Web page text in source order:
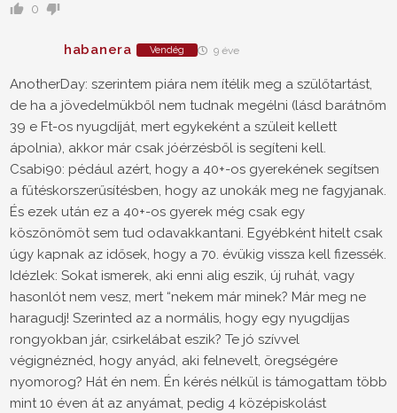
0
habanera Vendég 9 éve
AnotherDay: szerintem piára nem ítélik meg a szülőtartást,
de ha a jövedelmükből nem tudnak megélni (lásd barátnőm
39 e Ft-os nyugdíját, mert egykeként a szüleit kellett
ápolnia), akkor már csak jóérzésből is segíteni kell.
Csabi90: pédául azért, hogy a 40+-os gyerekének segítsen
a fűtéskorszerűsítésben, hogy az unokák meg ne fagyjanak.
És ezek után ez a 40+-os gyerek még csak egy
köszönömöt sem tud odavakkantani. Egyébként hitelt csak
úgy kapnak az idősek, hogy a 70. évükig vissza kell fizessék.
Idézlek: Sokat ismerek, aki enni alig eszik, új ruhát, vagy
hasonlót nem vesz, mert “nekem már minek? Már meg ne
haragudj! Szerinted az a normális, hogy egy nyugdíjas
rongyokban jár, csirkelábat eszik? Te jó szívvel
végignéznéd, hogy anyád, aki felnevelt, öregségére
nyomorog? Hát én nem. Én kérés nélkül is támogattam több
mint 10 éven át az anyámat, pedig 4 középiskolást